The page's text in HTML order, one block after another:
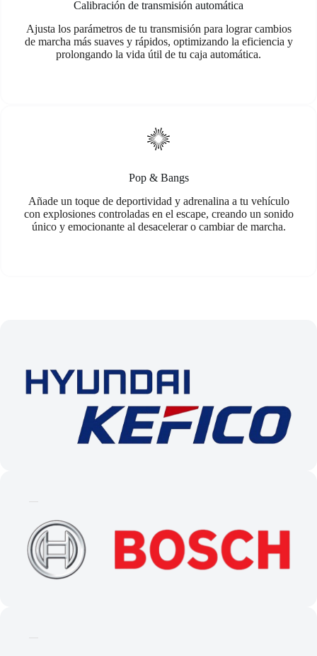
Calibración de transmisión automática
Ajusta los parámetros de tu transmisión para lograr cambios
de marcha más suaves y rápidos, optimizando la eficiencia y
prolongando la vida útil de tu caja automática.
Pop & Bangs
Añade un toque de deportividad y adrenalina a tu vehículo
con explosiones controladas en el escape, creando un sonido
único y emocionante al desacelerar o cambiar de marcha.